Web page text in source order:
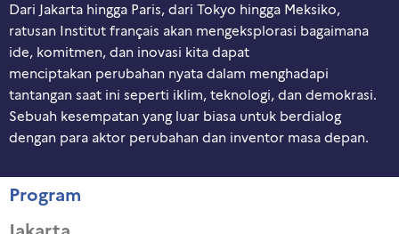
Dari Jakarta hingga Paris, dari Tokyo hingga Meksiko,
ratusan Institut français akan mengeksplorasi bagaimana
ide, komitmen, dan inovasi kita dapat
menciptakan perubahan nyata dalam menghadapi
tantangan saat ini seperti iklim, teknologi, dan demokrasi.
Sebuah kesempatan yang luar biasa untuk berdialog
dengan para aktor perubahan dan inventor masa depan.
Program